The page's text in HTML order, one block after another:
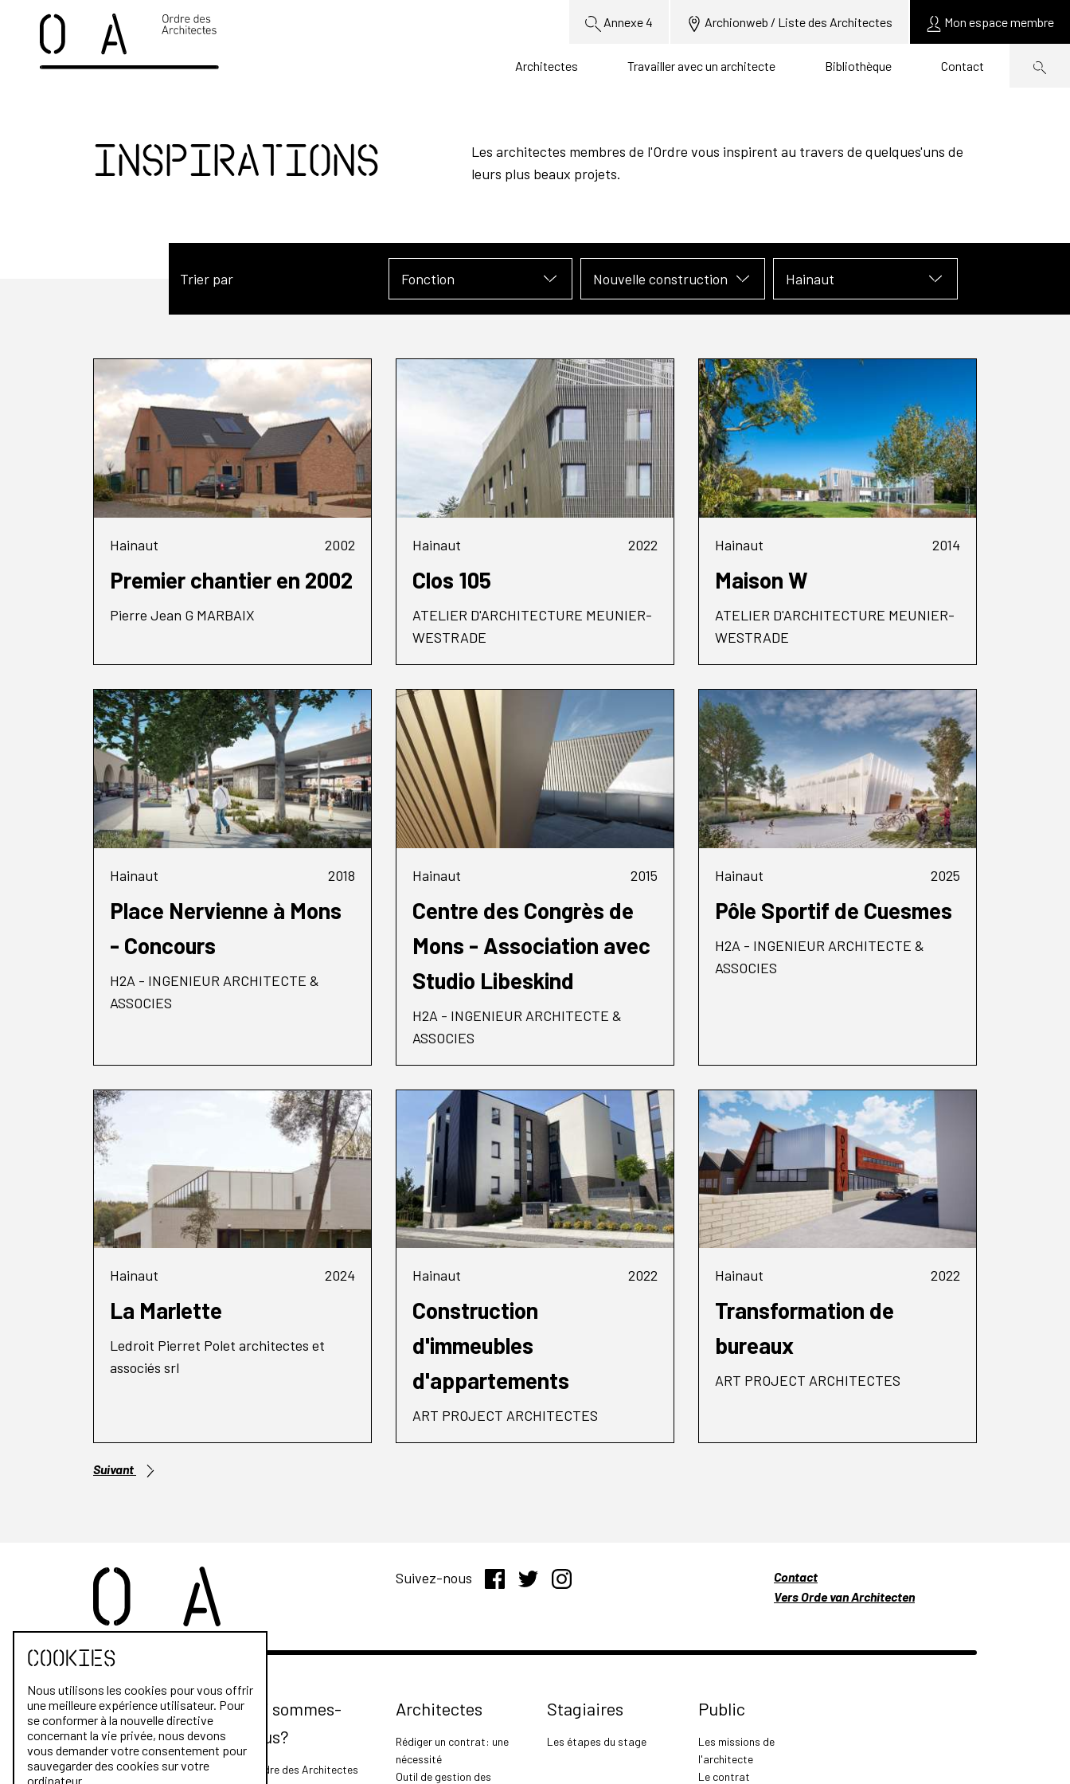
Annexe 4 Archionweb / Liste des Architectes Mon espace membre
Architectes Travailler avec un architecte Bibliothèque Contact
Inspirations
Les architectes membres de l'Ordre vous inspirent au travers de quelques'uns de
leurs plus beaux projets.
Trier par Fonction Nouvelle construction Hainaut
Hainaut 2002
Premier chantier en 2002
Pierre Jean G MARBAIX
Hainaut 2022
Clos 105
ATELIER D'ARCHITECTURE MEUNIER-
WESTRADE
Hainaut 2014
Maison W
ATELIER D'ARCHITECTURE MEUNIER-
WESTRADE
Hainaut 2018
Place Nervienne à Mons
- Concours
H2A - INGENIEUR ARCHITECTE &
ASSOCIES
Hainaut 2015
Centre des Congrès de
Mons - Association avec
Studio Libeskind
H2A - INGENIEUR ARCHITECTE &
ASSOCIES
Hainaut 2025
Pôle Sportif de Cuesmes
H2A - INGENIEUR ARCHITECTE &
ASSOCIES
Hainaut 2024
La Marlette
Ledroit Pierret Polet architectes et
associés srl
Hainaut 2022
Construction
d'immeubles
d'appartements
ART PROJECT ARCHITECTES
Hainaut 2022
Transformation de
bureaux
ART PROJECT ARCHITECTES
Suivant
Suivez-nous
Contact
Vers Orde van Architecten
Qui sommes-
nous?
L'Ordre des Architectes
Architectes
Rédiger un contrat: une
nécessité
Outil de gestion des
Stagiaires
Les étapes du stage
Public
Les missions de
l'architecte
Le contrat
Cookies
Nous utilisons les cookies pour vous offrir
une meilleure expérience utilisateur. Pour
se conformer à la nouvelle directive
concernant la vie privée, nous devons
vous demander votre consentement pour
sauvegarder des cookies sur votre
ordinateur.